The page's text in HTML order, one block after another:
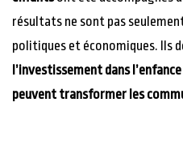
résultats ne sont pas
politiques et économiques. Ils
l’investissement dans
peuvent transformer les